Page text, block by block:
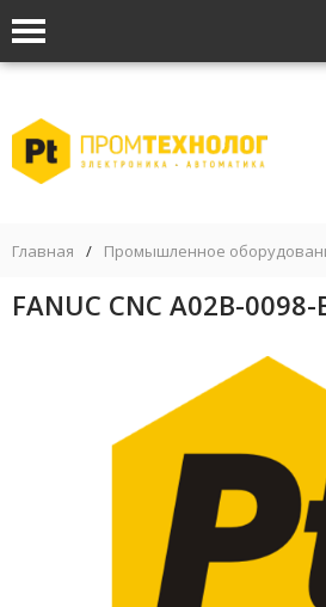
Главная / Промышленное
FANUC CNC A02B-0098-